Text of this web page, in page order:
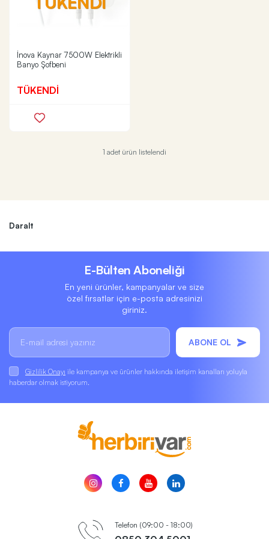
İnova Kaynar 7500W Elektrikli
Banyo Şofbeni
TÜKENDİ
1 adet ürün listelendi
Daralt
E-Bülten Aboneliği
En yeni ürünler, kampanyalar ve size
özel fırsatlar için e-posta adresinizi
giriniz.
ABONE OL
Gizlilik Onayı ile kampanya ve ürünler hakkında iletişim kanalları yoluyla
haberdar olmak istiyorum.
Telefon (09:00 - 18:00)